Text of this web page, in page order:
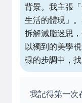
背景。我主張
生活的體現」
拆解減脂迷思
以獨到的美學
碌的步調中，
我記得第一次